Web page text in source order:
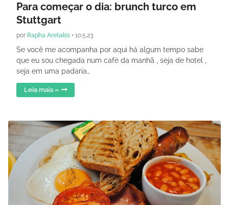
Para começar o dia: brunch turco em
Stuttgart
por Rapha Aretakis • 10.5.23
Se você me acompanha por aqui há algum tempo sabe
que eu sou chegada num café da manhã , seja de hotel ,
seja em uma padaria…
Leia mais »